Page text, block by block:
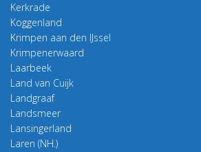
Kerkrade
Koggenland
Krimpen aan den IJssel
Krimpenerwaard
Laarbeek
Land van Cuijk
Landgraaf
Landsmeer
Lansingerland
Laren (NH.)